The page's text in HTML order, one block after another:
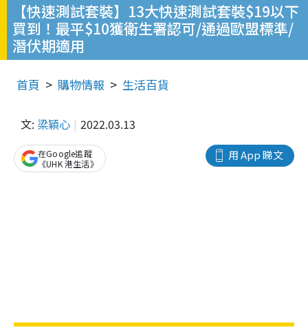
【快速測試套裝】13大快速測試套裝$19以下
買到！最平$10獲衛生署認可/通過歐盟標準/
潛伏期適用
首頁 購物情報 生活百貨
文: 梁穎心 2022.03.13
用 App 睇文
在Google追蹤
《UHK 港生活》